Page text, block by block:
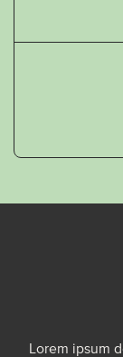
Lorem ipsum